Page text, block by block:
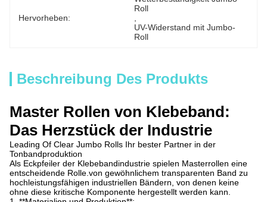
Hervorheben:
Roll
UV-Widerstand mit Jumbo-
Roll
Beschreibung Des Produkts
Master Rollen von Klebeband:
Das Herzstück der Industrie
Leading Of Clear Jumbo Rolls Ihr bester Partner in der
Tonbandproduktion
Als Eckpfeiler der Klebebandindustrie spielen Masterrollen eine
entscheidende Rolle.von gewöhnlichem transparenten Band zu
hochleistungsfähigen industriellen Bändern, von denen keine
ohne diese kritische Komponente hergestellt werden kann.